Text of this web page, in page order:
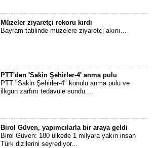
Müzeler ziyaretçi rekoru kırdı
Bayram tatilinde müzelere ziyaretçi akını...
PTT'den 'Sakin Şehirler-4' anma pulu
PTT "Sakin Şehirler-4" konulu anma pulu ve
ilkgün zarfını tedavüle sundu....
Birol Güven, yapımcılarla bir araya geldi
Birol Güven: 180 ülkede 1 milyara yakın insan
Türk dizilerini seyrediyor...